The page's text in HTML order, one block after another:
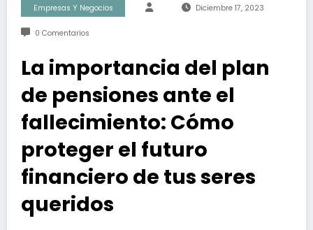
Empresas Y Negocios Diciembre 17, 2023
0 Comentarios
La importancia del plan
de pensiones ante el
fallecimiento: Cómo
proteger el futuro
financiero de tus seres
queridos